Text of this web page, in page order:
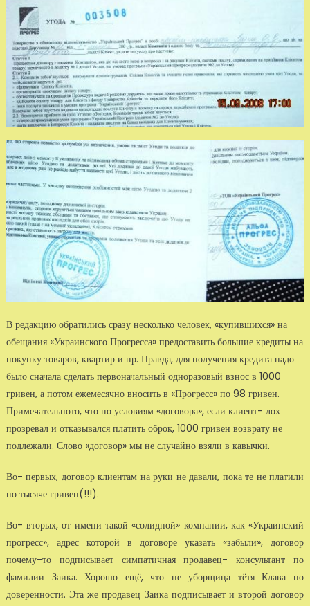
В редакцию обратились сразу несколько человек, «купившихся» на
обе­щания «Украинского Прогресса» предоставить большие кредиты на
по­купку товаров, квартир и пр. Правда, для получения кредита надо
было сначала сделать первоначальный одноразовый взнос в 1000
гривен, а потом ежемесячно вносить в «Прогресс» по 98 гривен.
Примечательно­то, что по условиям «договора», если клиент- лох
прозревал и отказывал­ся платить оброк, 1000 гривен возврату не
подлежали. Слово «договор» мы не случайно взяли в кавычки.
Во- первых, договор клиентам на руки не давали, пока те не платили
по тысяче гривен(!!!).
Во- вторых, от имени такой «солидной» компании, как «Украинский
прогресс», адрес которой в договоре указать «забыли», договор
почему-то подписывает симпатичная продавец- консультант по
фамилии Заика. Хорошо ещё, что не уборщица тётя Клава по
доверенности. Эта же про­давец Заика подписывает и второй договор